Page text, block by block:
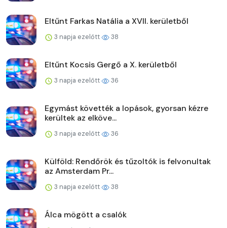
Eltűnt Farkas Natália a XVII. kerületből
3 napja ezelőtt 38
Eltűnt Kocsis Gergő a X. kerületből
3 napja ezelőtt 36
Egymást követték a lopások, gyorsan kézre
kerültek az elköve...
3 napja ezelőtt 36
Külföld: Rendőrök és tűzoltók is felvonultak
az Amsterdam Pr...
3 napja ezelőtt 38
Álca mögött a csalók